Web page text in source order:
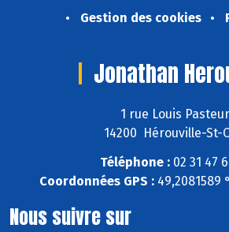
Gestion des cookies
Jonathan
1 rue Louis Pasteur
14200 Hérouville-St-
Téléphone : 02 31 47
Coordonnées GPS :49,2081589
Nous suivre sur